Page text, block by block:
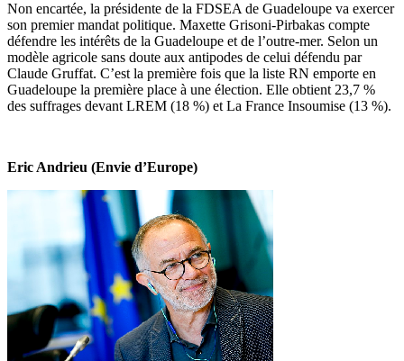
Non encartée, la présidente de la FDSEA de Guadeloupe va exercer
son premier mandat politique. Maxette Grisoni-Pirbakas compte
défendre les intérêts de la Guadeloupe et de l’outre-mer. Selon un
modèle agricole sans doute aux antipodes de celui défendu par
Claude Gruffat. C’est la première fois que la liste RN emporte en
Guadeloupe la première place à une élection. Elle obtient 23,7 %
des suffrages devant LREM (18 %) et La France Insoumise (13 %).
Eric Andrieu (Envie d’Europe)